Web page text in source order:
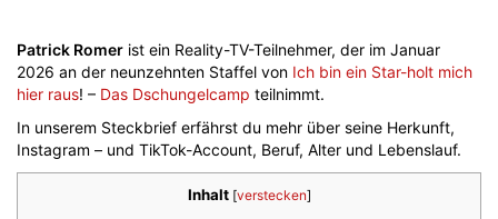
Patrick Romer ist ein Reality-TV-Teilnehmer, der im Januar
2026 an der neunzehnten Staffel von Ich bin ein Star-holt mich
hier raus! – Das Dschungelcamp teilnimmt.
In unserem Steckbrief erfährst du mehr über seine Herkunft,
Instagram – und TikTok-Account, Beruf, Alter und Lebenslauf.
Inhalt [verstecken]